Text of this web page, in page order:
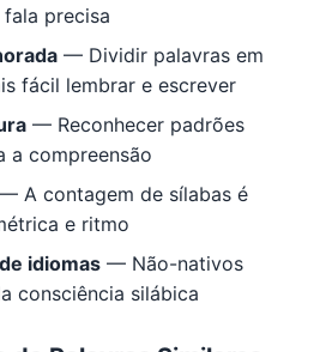
precisa
— Dividir palavras em
fácil lembrar e escrever
— Reconhecer padrões
a compreensão
— A contagem de sílabas é
e ritmo
idiomas — Não-nativos
consciência silábica